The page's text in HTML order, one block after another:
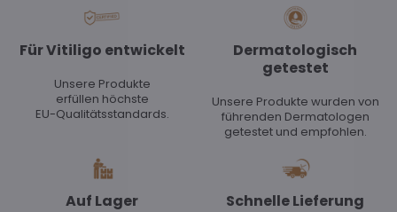
Für Vitiligo entwickelt
Unsere Produkte
erfüllen höchste
EU-Qualitätsstandards.
Dermatologisch
getestet
Unsere Produkte wurden von
führenden Dermatologen
getestet und empfohlen.
Auf Lager Schnelle Lieferung